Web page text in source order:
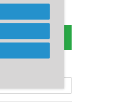
Formular